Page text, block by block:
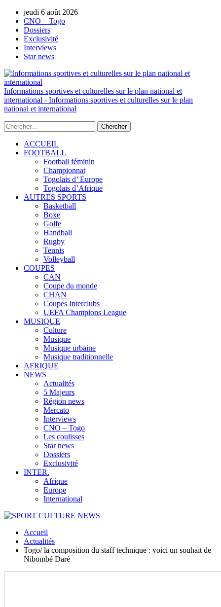
jeudi 6 août 2026
CNO – Togo
Dossiers
Exclusivité
Interviews
Star news
Informations sportives et culturelles sur le plan national et
international - Informations sportives et culturelles sur le plan
national et international
ACCUEIL
FOOTBALL
Football féminin
Championnat
Togolais d’ Europe
Togolais d’Afrique
AUTRES SPORTS
Basketball
Boxe
Golfe
Handball
Rugby
Tennis
Volleyball
COUPES
CAN
Coupe du monde
CHAN
Coupes Interclubs
UEFA Champions League
MUSIQUE
Culture
Musique
Musique urbaine
Musique traditionnelle
AFRIQUE
NEWS
Actualités
5 Majeurs
Région news
Mercato
Interviews
CNO – Togo
Les coulisses
Star news
Dossiers
Exclusivité
INTER.
Afrique
Europe
International
Accueil
Actualités
Togo/ la composition du staff technique : voici un souhait de
Nibombé Daré
AUTORISATION DE LA HAAC N°0134/